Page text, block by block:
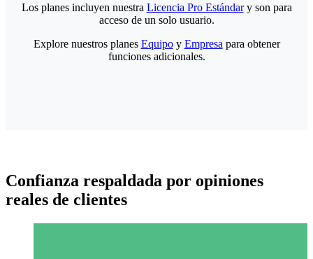
Los planes incluyen nuestra Licencia Pro Estándary son para
acceso de un solo usuario.
Explore nuestros planes Equipoy Empresa para obtener
funciones adicionales.
Confianza respaldada por opiniones
reales de clientes